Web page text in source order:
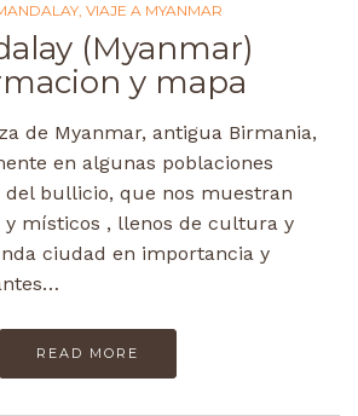
, VIAJE A MYANMAR
(Myanmar)
y mapa
de Myanmar, antigua Birmania,
en algunas poblaciones
del bullicio, que nos muestran
y místicos , llenos de cultura y
ciudad en importancia y
READ MORE